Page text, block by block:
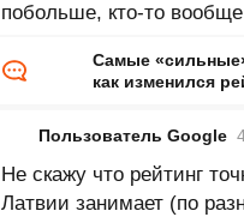
побольше, кто-то вообще
Самые
как изменился
Пользователь Google
Не скажу что рейтинг
Латвии занимает (по